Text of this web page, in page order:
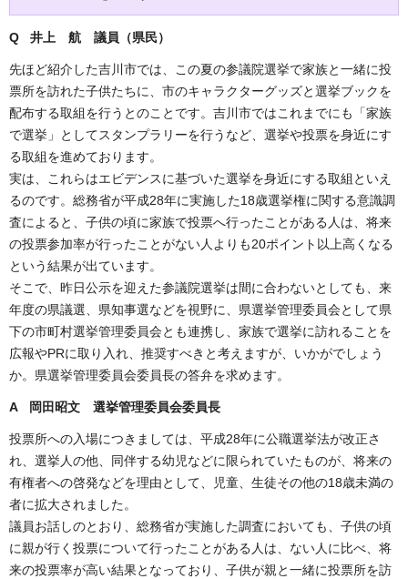
Q 井上 航 議員（県民）
先ほど紹介した吉川市では、この夏の参議院選挙で家族と一緒に投
票所を訪れた子供たちに、市のキャラクターグッズと選挙ブックを
配布する取組を行うとのことです。吉川市ではこれまでにも「家族
で選挙」としてスタンプラリーを行うなど、選挙や投票を身近にす
る取組を進めております。
実は、これらはエビデンスに基づいた選挙を身近にする取組といえ
るのです。総務省が平成28年に実施した18歳選挙権に関する意識調
査によると、子供の頃に家族で投票へ行ったことがある人は、将来
の投票参加率が行ったことがない人よりも20ポイント以上高くなる
という結果が出ています。
そこで、昨日公示を迎えた参議院選挙は間に合わないとしても、来
年度の県議選、県知事選などを視野に、県選挙管理委員会として県
下の市町村選挙管理委員会とも連携し、家族で選挙に訪れることを
広報やPRに取り入れ、推奨すべきと考えますが、いかがでしょう
か。県選挙管理委員会委員長の答弁を求めます。
A 岡田昭文 選挙管理委員会委員長
投票所への入場につきましては、平成28年に公職選挙法が改正さ
れ、選挙人の他、同伴する幼児などに限られていたものが、将来の
有権者への啓発などを理由として、児童、生徒その他の18歳未満の
者に拡大されました。
議員お話しのとおり、総務省が実施した調査においても、子供の頃
に親が行く投票について行ったことがある人は、ない人に比べ、将
来の投票率が高い結果となっており、子供が親と一緒に投票所を訪